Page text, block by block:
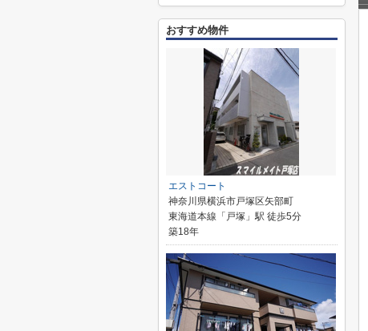
おすすめ物件
エストコート
神奈川県横浜市戸塚区矢部町
東海道本線「戸塚」駅 徒歩5分
築18年